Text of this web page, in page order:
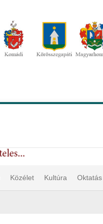
Közélet Kultúra Oktatás